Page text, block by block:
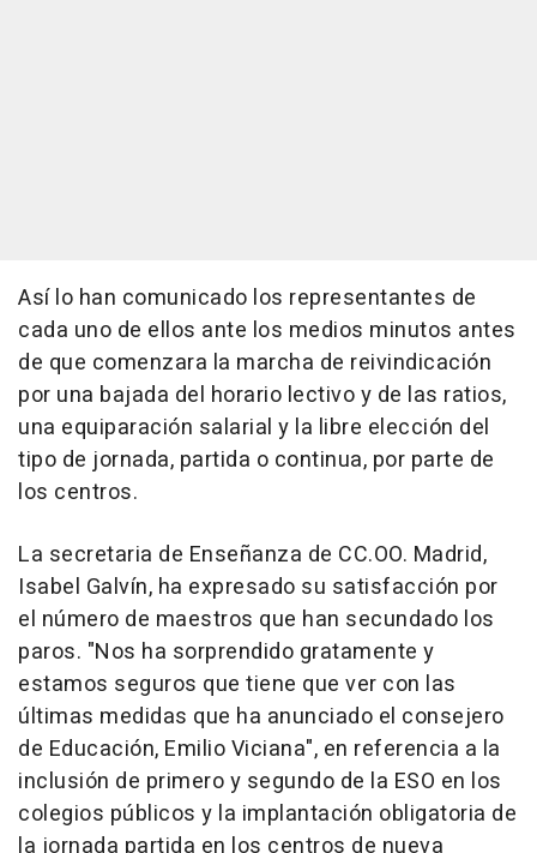
Así lo han comunicado los representantes de
cada uno de ellos ante los medios minutos antes
de que comenzara la marcha de reivindicación
por una bajada del horario lectivo y de las ratios,
una equiparación salarial y la libre elección del
tipo de jornada, partida o continua, por parte de
los centros.
La secretaria de Enseñanza de CC.OO. Madrid,
Isabel Galvín, ha expresado su satisfacción por
el número de maestros que han secundado los
paros. "Nos ha sorprendido gratamente y
estamos seguros que tiene que ver con las
últimas medidas que ha anunciado el consejero
de Educación, Emilio Viciana", en referencia a la
inclusión de primero y segundo de la ESO en los
colegios públicos y la implantación obligatoria de
la jornada partida en los centros de nueva